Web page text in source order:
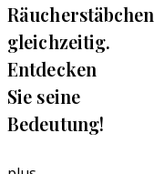
Räucherstäbchen
gleichzeitig.
Entdecken
Sie seine
Bedeutung!